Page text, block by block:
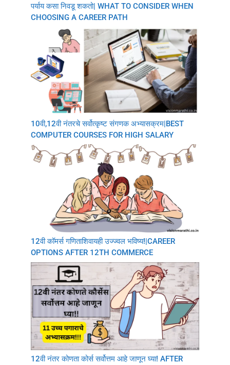
पर्याय कसा निवडू शकतो| WHAT TO CONSIDER WHEN
CHOOSING A CAREER PATH
10वी,12वी नंतरचे सर्वोत्कृष्ट संगणक अभ्यासक्रम|BEST
COMPUTER COURSES FOR HIGH SALARY
12वी कॉमर्स गणिताशिवायही उज्ज्वल भविष्य!|CAREER
OPTIONS AFTER 12TH COMMERCE
12वी नंतर कोणता कोर्स सर्वोत्तम आहे जाणून घ्या! AFTER